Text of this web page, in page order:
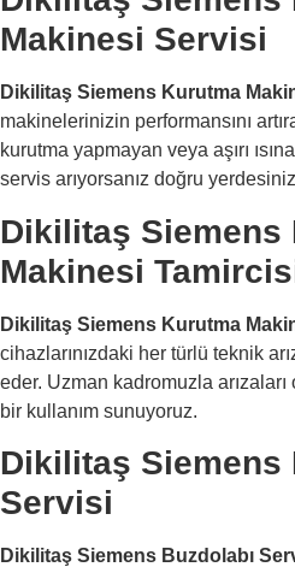
Makinesi Servisi
Dikilitaş Siemens Kurutma
makinelerinizin performansını
kurutma yapmayan veya aşırı
servis arıyorsanız doğru
Dikilitaş Siemens
Makinesi
Dikilitaş Siemens Kurutma
cihazlarınızdaki her türlü teknik
eder. Uzman kadromuzla
bir kullanım sunuyoruz.
Dikilitaş Siemens
Servisi
Dikilitaş Siemens Buzdolabı